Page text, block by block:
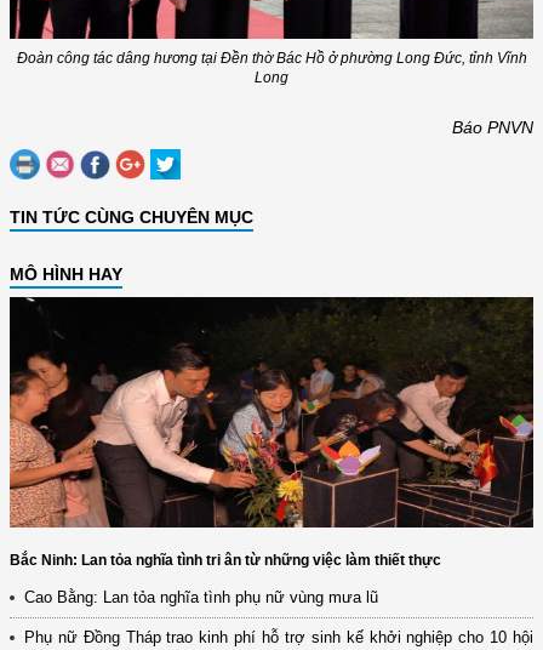
Đoàn công tác dâng hương tại Đền thờ Bác Hồ ở phường Long Đức, tỉnh Vĩnh
Long
Báo PNVN
TIN TỨC CÙNG CHUYÊN MỤC
MÔ HÌNH HAY
Bắc Ninh: Lan tỏa nghĩa tình tri ân từ những việc làm thiết thực
Cao Bằng: Lan tỏa nghĩa tình phụ nữ vùng mưa lũ
Phụ nữ Đồng Tháp trao kinh phí hỗ trợ sinh kế khởi nghiệp cho 10 hội